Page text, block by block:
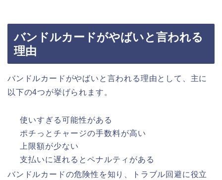
バンドルカードがやばいと言われる
理由
バンドルカードがやばいと言われる理由として、主に
以下の4つが挙げられます。
使いすぎる可能性がある
ポチっとチャージの手数料が高い
上限額が少ない
支払いに遅れるとペナルティがある
バンドルカードの危険性を知り、トラブル回避に役立